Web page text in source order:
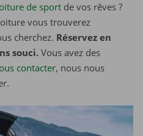
de sport de vos rêves ?
vous trouverez
cherchez. Réservez en
souci. Vous avez des
contacter, nous nous